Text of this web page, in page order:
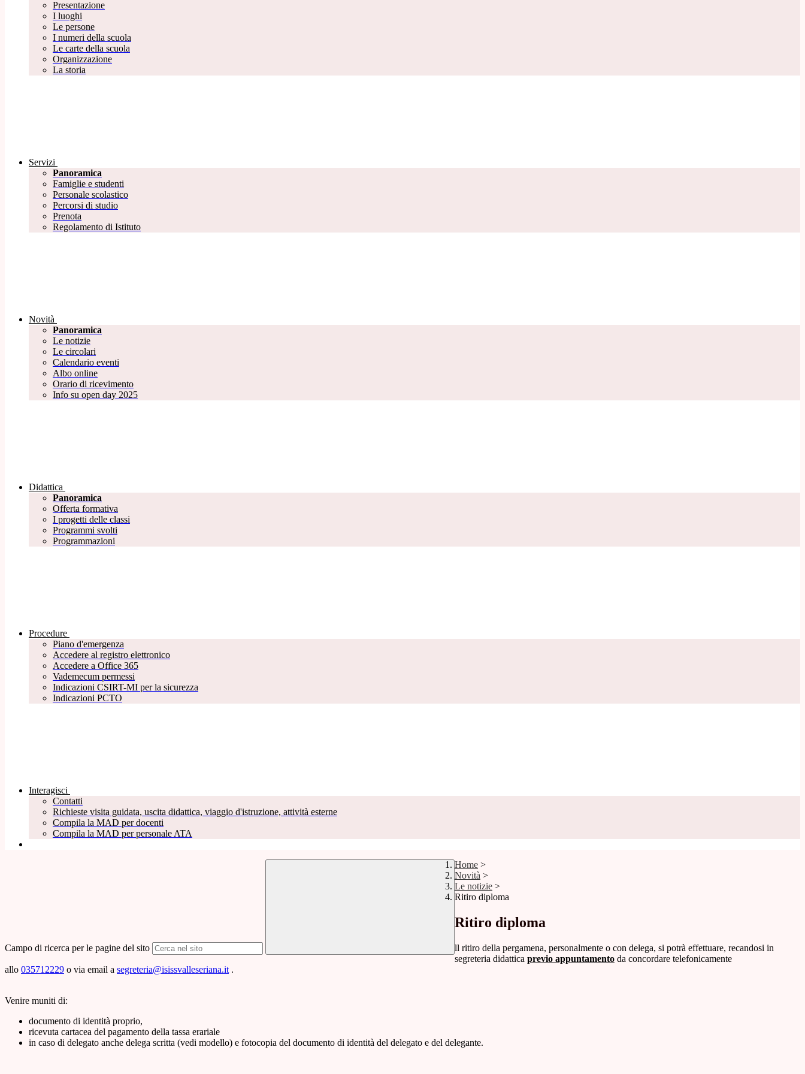
Presentazione
I luoghi
Le persone
I numeri della scuola
Le carte della scuola
Organizzazione
La storia
Servizi
Panoramica
Famiglie e studenti
Personale scolastico
Percorsi di studio
Prenota
Regolamento di Istituto
Novità
Panoramica
Le notizie
Le circolari
Calendario eventi
Albo online
Orario di ricevimento
Info su open day 2025
Didattica
Panoramica
Offerta formativa
I progetti delle classi
Programmi svolti
Programmazioni
Procedure
Piano d'emergenza
Accedere al registro elettronico
Accedere a Office 365
Vademecum permessi
Indicazioni CSIRT-MI per la sicurezza
Indicazioni PCTO
Interagisci
Contatti
Richieste visita guidata, uscita didattica, viaggio d'istruzione, attività esterne
Compila la MAD per docenti
Compila la MAD per personale ATA
Campo di ricerca per le pagine del sito
Home >
Novità >
Le notizie >
Ritiro diploma
Ritiro diploma
ll ritiro della pergamena, personalmente o con delega, si potrà effettuare, recandosi in
segreteria didattica previo appuntamento da concordare telefonicamente
allo 035712229 o via email a segreteria@isissvalleseriana.it .
Venire muniti di:
documento di identità proprio,
ricevuta cartacea del pagamento della tassa erariale
in caso di delegato anche delega scritta (vedi modello) e fotocopia del documento di identità del delegato e del delegante.